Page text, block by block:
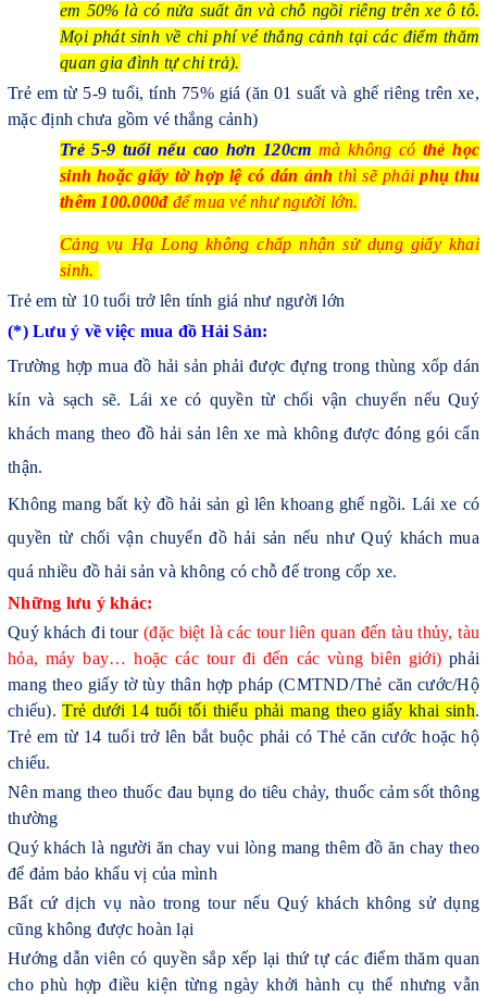
em 50% là có nửa suất ăn và chỗ ngồi riêng trên xe ô tô.
Mọi phát sinh về chi phí vé thắng cảnh tại các điểm thăm
quan gia đình tự chi trả).
Trẻ em từ 5-9 tuổi, tính 75% giá (ăn 01 suất và ghế riêng trên xe,
mặc định chưa gồm vé thắng cảnh)
Trẻ 5-9 tuổi nếu cao hơn 120cm mà không có thẻ học
sinh hoặc giấy tờ hợp lệ có dán ảnh thì sẽ phảiphụ thu
thêm 100.000đđể mua vé như người lớn.
Cảng vụ Hạ Long không chấp nhận sử dụng giấy khai
sinh.
Trẻ em từ 10 tuổi trở lên tính giá như người lớn
(*) Lưu ý về việc mua đồ Hải Sản:
Trường hợp mua đồ hải sản phải được đựng trong thùng xốp dán
kín và sạch sẽ. Lái xe có quyền từ chối vận chuyển nếu Quý
khách mang theo đồ hải sản lên xe mà không được đóng gói cẩn
thận.
Không mang bất kỳ đồ hải sản gì lên khoang ghế ngồi. Lái xe có
quyền từ chối vận chuyển đồ hải sản nếu như Quý khách mua
quá nhiều đồ hải sản và không có chỗ để trong cốp xe.
Những lưu ý khác:
Quý khách đi tour (đặc biệt là các tour liên quan đến tàu thủy, tàu
hỏa, máy bay… hoặc các tour đi đến các vùng biên giới) phải
mang theo giấy tờ tùy thân hợp pháp (CMTND/Thẻ căn cước/Hộ
chiếu).Trẻ dưới 14 tuổi tối thiểu phải mang theo giấy khai sinh.
Trẻ em từ 14 tuổi trở lên bắt buộc phải có Thẻ căn cước hoặc hộ
chiếu.
Nên mang theo thuốc đau bụng do tiêu chảy, thuốc cảm sốt thông
thường
Quý khách là người ăn chay vui lòng mang thêm đồ ăn chay theo
để đảm bảo khẩu vị của mình
Bất cứ dịch vụ nào trong tour nếu Quý khách không sử dụng
cũng không được hoàn lại
Hướng dẫn viên có quyền sắp xếp lại thứ tự các điểm thăm quan
cho phù hợp điều kiện từng ngày khởi hành cụ thể nhưng vẫn